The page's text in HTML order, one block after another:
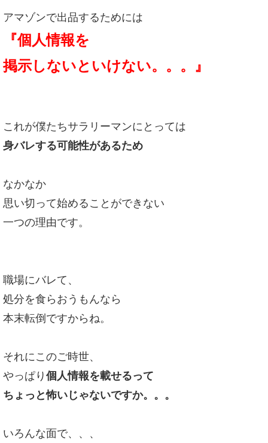
アマゾンで出品するためには
『個人情報を
掲示しないといけない。。。』
これが僕たちサラリーマンにとっては
身バレする可能性があるため
なかなか
思い切って始めることができない
一つの理由です。
職場にバレて、
処分を食らおうもんなら
本末転倒ですからね。
それにこのご時世、
やっぱり個人情報を載せるって
ちょっと怖いじゃないですか。。。
いろんな面で、、、